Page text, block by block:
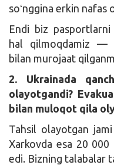
soʻnggina erkin nafas
Endi biz pasportlarni
hal qilmoqdamiz —
bilan murojaat
2. Ukrainada
olayotgandi?
bilan muloqot qila
Tahsil olayotgan
Xarkovda esa 20
edi. Bizning talabalar